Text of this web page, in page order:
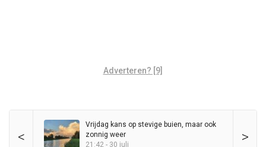
Adverteren? [9]
< >
Vrijdag kans op stevige buien, maar ook
zonnig weer
21:42 - 30 juli